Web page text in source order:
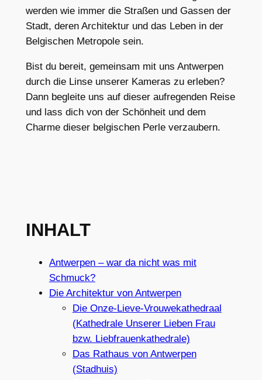
werden wie immer die Straßen und Gassen der
Stadt, deren Architektur und das Leben in der
Belgischen Metropole sein.
Bist du bereit, gemeinsam mit uns Antwerpen
durch die Linse unserer Kameras zu erleben?
Dann begleite uns auf dieser aufregenden Reise
und lass dich von der Schönheit und dem
Charme dieser belgischen Perle verzaubern.
INHALT
Antwerpen – war da nicht was mit
Schmuck?
Die Architektur von Antwerpen
Die Onze-Lieve-Vrouwekathedraal
(Kathedrale Unserer Lieben Frau
bzw. Liebfrauenkathedrale)
Das Rathaus von Antwerpen
(Stadhuis)